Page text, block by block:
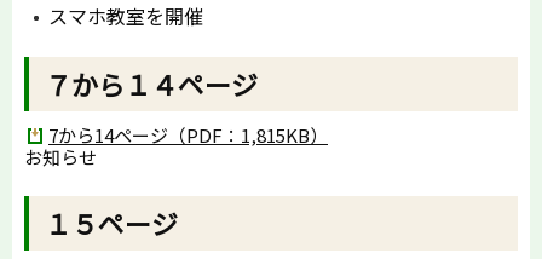
スマホ教室を開催
７から１４ページ
7から14ページ（PDF：1,815KB）
お知らせ
１５ページ